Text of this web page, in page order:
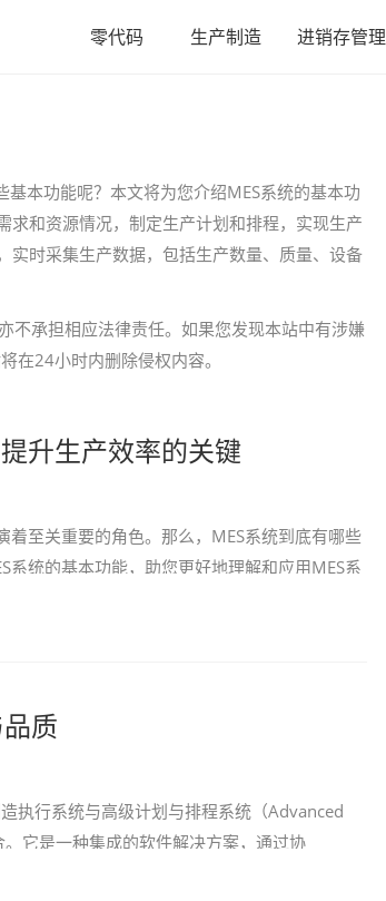
零代码 生产制造 进销存管理
本功能呢？本文将为您介绍MES系统的基本功
求和资源情况，制定生产计划和排程，实现生产
实时采集生产数据，包括生产数量、质量、设备
不承担相应法律责任。如果您发现本站中有涉嫌
在24小时内删除侵权内容。
升生产效率的关键
着至关重要的角色。那么，MES系统到底有哪些
系统的基本功能，助您更好地理解和应用MES系
以根据市场需
质
执行系统与高级计划与排程系统（Advanced
它是一种集成的软件解决方案，通过协